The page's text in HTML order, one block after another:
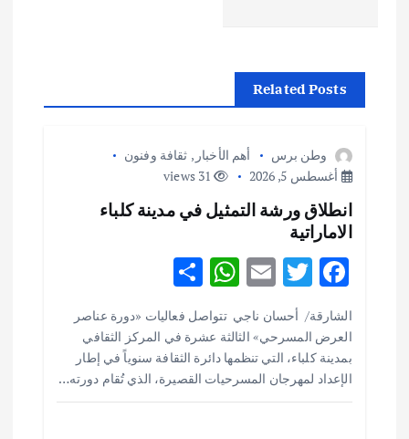
ت
Related Posts
وطن برس أهم الأخبار , ثقافة وفنون
أغسطس 5, 2026
31 views
انطلاق ورشة التمثيل في مدينة كلباء
الاماراتية
F
ac
e
b
o
T
w
it
te
r
E
ai
l
W
h
at
s
A
h
ar
e
الشارقة/ أحسان ناجي تتواصل فعاليات «دورة عناصر
العرض المسرحي» الثالثة عشرة في المركز الثقافي
بمدينة كلباء، التي تنظمها دائرة الثقافة سنوياً في إطار
الإعداد لمهرجان المسرحيات القصيرة، الذي تُقام دورته…